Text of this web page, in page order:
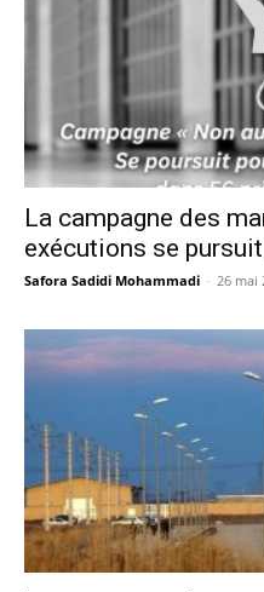
La campagne des
exécutions se
Safora Sadidi Mohammadi - 26 mai